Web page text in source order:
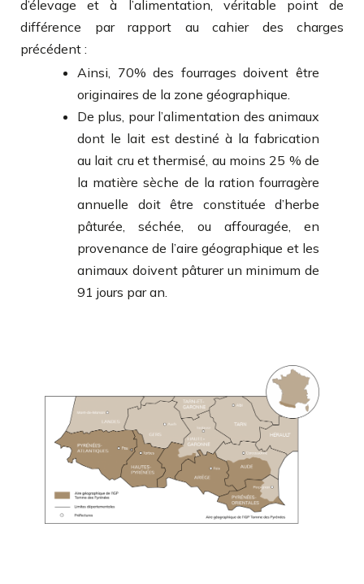
d’élevage et à l’alimentation, véritable point de
différence par rapport au cahier des charges
précédent :
Ainsi, 70% des fourrages doivent être
originaires de la zone géographique.
De plus, pour l’alimentation des animaux
dont le lait est destiné à la fabrication
au lait cru et thermisé, au moins 25 % de
la matière sèche de la ration fourragère
annuelle doit être constituée d’herbe
pâturée, séchée, ou affouragée, en
provenance de l’aire géographique et les
animaux doivent pâturer un minimum de
91 jours par an.